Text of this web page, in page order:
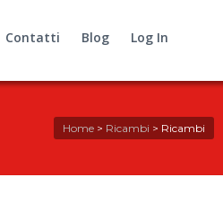
Contatti Blog Log In
Home> Ricambi > Ricambi